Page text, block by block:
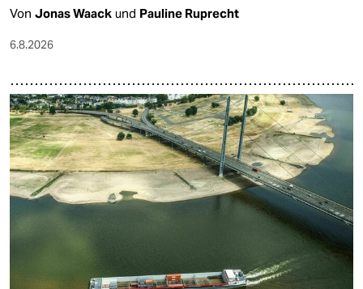
Von Jonas Waack und Pauline Ruprecht
6.8.2026